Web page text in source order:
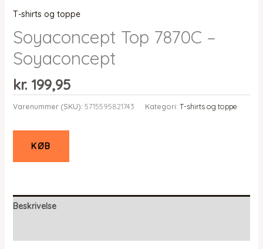
T-shirts og toppe
Soyaconcept Top 7870C –
Soyaconcept
kr.199,95
Varenummer (SKU): 5715595821743 Kategori: T-shirts og toppe
KØB
Beskrivelse